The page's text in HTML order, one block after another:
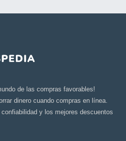
de las compras favorables!
dinero cuando compras en línea.
y los mejores descuentos